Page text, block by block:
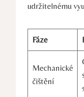
udržitelnému
Fáze
Mechanické
čištění